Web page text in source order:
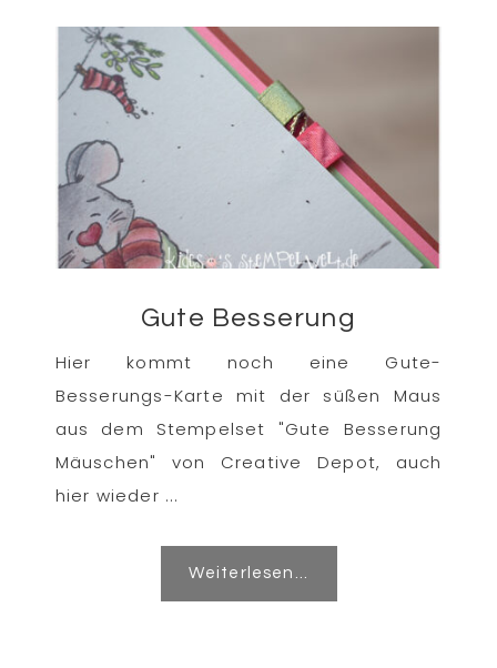
Gute Besserung
Hier kommt noch eine Gute-
Besserungs-Karte mit der süßen Maus
aus dem Stempelset "Gute Besserung
Mäuschen" von Creative Depot, auch
hier wieder ...
Weiterlesen...